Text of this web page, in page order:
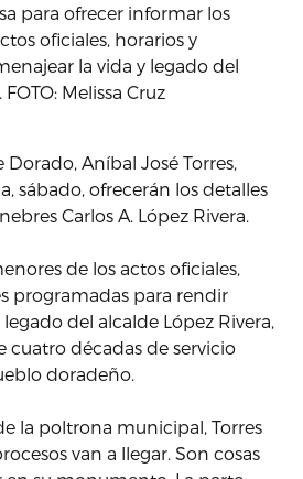
para ofrecer informar los
oficiales, horarios y
la vida y legado del
Melissa Cruz
Aníbal José Torres,
sábado, ofrecerán los detalles
Carlos A. López Rivera.
de los actos oficiales,
programadas para rendir
del alcalde López Rivera,
cuatro décadas de servicio
doradeño.
la poltrona municipal, Torres
van a llegar. Son cosas